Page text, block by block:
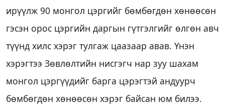
ирүүлж 90 монгол цэргийг бөмбөгдөн хөнөөсөн
гэсэн орос цэргийн даргын гүтгэлгийг өлгөн авч
түүнд хилс хэрэг тулгаж цаазаар авав. Үнэн
хэрэгтээ Зөвлөлтийн нисгэгч нар зуу шахам
монгол цэргүүдийг барга цэрэгтэй андуурч
бөмбөгдөн хөнөөсөн хэрэг байсан юм билээ.